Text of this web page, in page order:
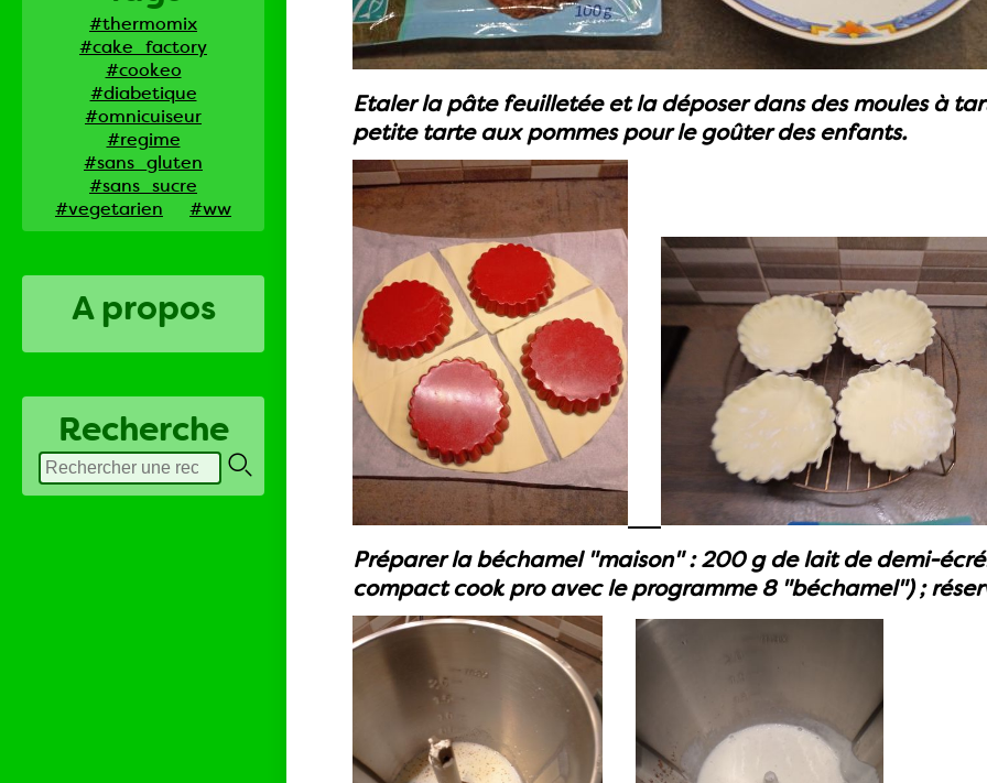
#thermomix
#cake_factory
#cookeo
#diabetique
#omnicuiseur
#regime
#sans_gluten
#sans_sucre
#vegetarien
#ww
A propos
Recherche
Etaler la pâte feuilletée et la déposer dans des moules à
petite tarte aux pommes pour le goûter des enfants.
Préparer la béchamel "maison" : 200 g de lait de demi-
compact cook pro avec le programme 8 "béchamel") ;